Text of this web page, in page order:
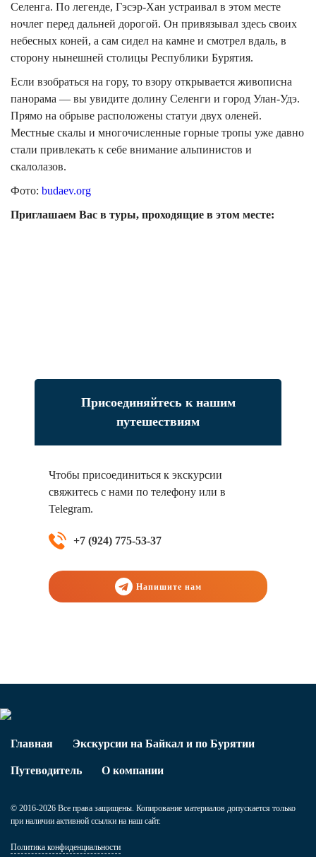
Селенга. По легенде, Гэсэр-Хан устраивал в этом месте
ночлег перед дальней дорогой. Он привязывал здесь своих
небесных коней, а сам сидел на камне и смотрел вдаль, в
сторону нынешней столицы Республики Бурятия.
Если взобраться на гору, то взору открывается живописна
панорама — вы увидите долину Селенги и город Улан-Удэ.
Прямо на обрыве расположены статуи двух оленей.
Местные скалы и многочисленные горные тропы уже давно
стали привлекать к себе внимание альпинистов и
скалолазов.
Фото: budaev.org
Приглашаем Вас в туры, проходящие в этом месте:
Присоединяйтесь к нашим
путешествиям
Чтобы присоединиться к экскурсии
свяжитесь с нами по телефону или в
Telegram.
+7 (924) 775-53-37
Напишите нам
Главная Экскурсии на Байкал и по Бурятии
Путеводитель О компании
© 2016-2026 Все права защищены. Копирование материалов допускается только
при наличии активной ссылки на наш сайт.
Политика конфиденциальности